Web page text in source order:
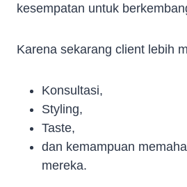
kesempatan untuk
Karena sekarang client lebih
Konsultasi,
Styling,
Taste,
dan kemampuan
mereka.